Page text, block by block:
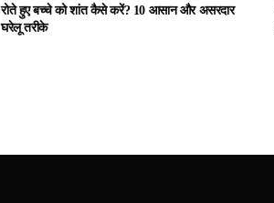
रोते हुए बच्चे को शांत कैसे करें? 10 आसान और असरदार
घरेलू तरीके